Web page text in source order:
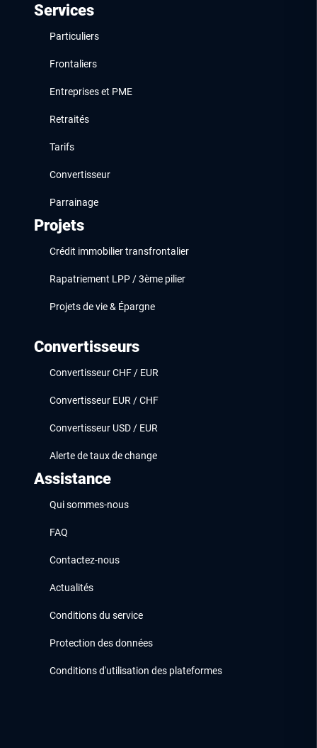
Services
Particuliers
Frontaliers
Entreprises et PME
Retraités
Tarifs
Convertisseur
Parrainage
Projets
Crédit immobilier transfrontalier
Rapatriement LPP / 3ème pilier
Projets de vie & Épargne
Convertisseurs
Convertisseur CHF / EUR
Convertisseur EUR / CHF
Convertisseur USD / EUR
Alerte de taux de change
Assistance
Qui sommes-nous
FAQ
Contactez-nous
Actualités
Conditions du service
Protection des données
Conditions d'utilisation des plateformes